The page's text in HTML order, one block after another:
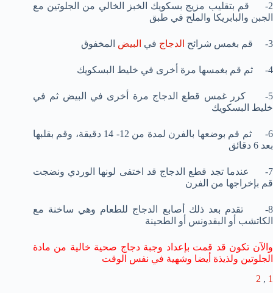
2- قم بتقليب مزيج بسكويك الخبز الخالي من الجلوتين مع
الجبن والبابريكا والملح في طبق
3- قم بغمس شرائح الدجاج في البيض المخفوق
4- ثم قم بغمسها مرة أخرى في خليط البسكويك
5- كرر غمس قطع الدجاج مرة أخرى في البيض ثم في
خليط البسكويك
6- ثم قم بوضعها بالفرن لمدة من 12- 14 دقيقة، وقم بقلبها
بعد 6 دقائق
7- عندما تجد قطع الدجاج قد اختفى لونها الوردي ونضجت
قم بإخراجها من الفرن
8- تقدم بعد ذلك أصابع الدجاج للطعام وهي ساخنة مع
الكاتشب أو البقدونس أو الطحينة
والآن تكون قد قمت بإعداد وجبة دجاج صحية خالية من مادة
الجلوتين ولذيذة أيضا وشهية في نفس الوقت
1
,
2